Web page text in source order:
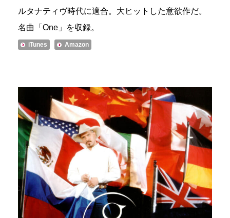
ルタナティヴ時代に適合。大ヒットした意欲作だ。
名曲「One」を収録。
iTunes Amazon